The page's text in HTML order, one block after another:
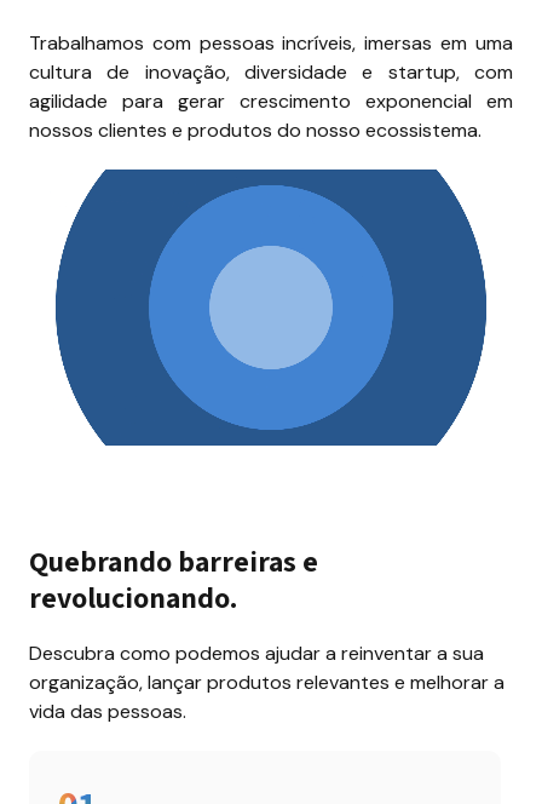
Trabalhamos com pessoas incríveis, imersas em uma
cultura de inovação, diversidade e startup, com
agilidade para gerar crescimento exponencial em
nossos clientes e produtos do nosso ecossistema.
Quebrando barreiras e
revolucionando.
Descubra como podemos ajudar a reinventar a sua
organização, lançar produtos relevantes e melhorar a
vida das pessoas.